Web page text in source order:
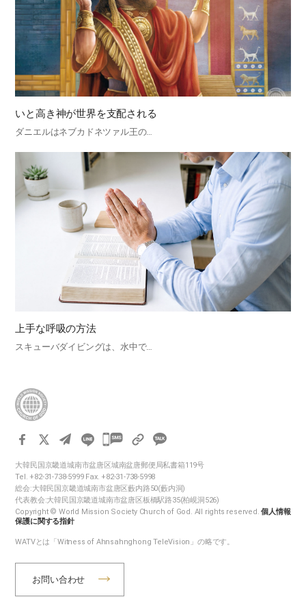
いと高き神が世界を支配される
ダニエルはネブカドネツァル王の…
上手な呼吸の方法
スキューバダイビングは、水中で…
카
오
톡
공
하
大韓民国京畿道城南市盆唐区城南盆唐郵便局私書箱119号
Tel. +82-31-738-5999 Fax. +82-31-738-5998
総会:大韓民国京畿道城南市盆唐区藪内路50(藪内洞)
代表教会:大韓民国京畿道城南市盆唐区板橋駅路35(柏峴洞526)
Copyright © World Mission Society Church of God. All rights reserved.個人情報
保護に関する指針
WATVとは「Witness of Ahnsahnghong TeleVision」の略です。
お問い合わせ